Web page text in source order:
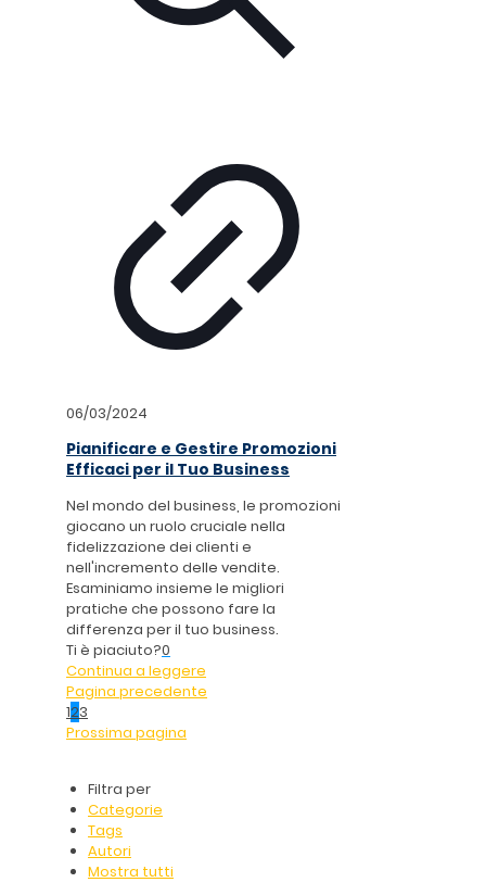
06/03/2024
Pianificare e Gestire Promozioni
Efficaci per il Tuo Business
Nel mondo del business, le promozioni
giocano un ruolo cruciale nella
fidelizzazione dei clienti e
nell'incremento delle vendite.
Esaminiamo insieme le migliori
pratiche che possono fare la
differenza per il tuo business.
Ti è piaciuto?0
Continua a leggere
Pagina precedente
123
Prossima pagina
Filtra per
Categorie
Tags
Autori
Mostra tutti